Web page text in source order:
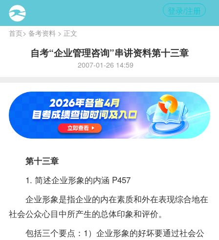
登录/注册
首页> 备考资料> 正文
自考“企业管理咨询”串讲资料第十三章
2007-01-26 14:59
第十三章
1. 简述企业形象的内涵 P457
企业形象是指企业的内在素质和外在表现综合地在
社会公众心目中所产生的总体印象和评价。
包括三个要点：1）企业形象的好坏要通过社会公